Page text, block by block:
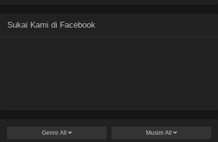
Sukai Kami di Facebook
Genre All Musim All